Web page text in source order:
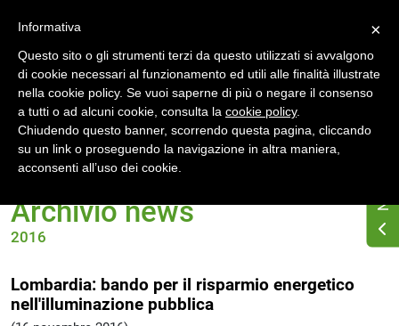
Home News Archivio 2016
Archivio news
2016
Lombardia: bando per il risparmio energetico
nell'illuminazione pubblica
×
Informativa
Questo sito o gli strumenti terzi da questo utilizzati si avvalgono
di cookie necessari al funzionamento ed utili alle finalità illustrate
nella cookie policy. Se vuoi saperne di più o negare il consenso
a tutti o ad alcuni cookie, consulta la cookie policy.
Chiudendo questo banner, scorrendo questa pagina, cliccando
su un link o proseguendo la navigazione in altra maniera,
acconsenti all’uso dei cookie.